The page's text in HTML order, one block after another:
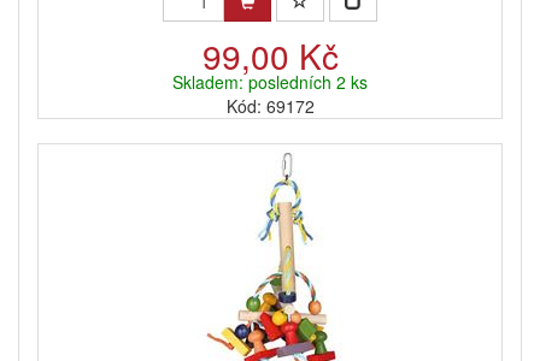
99,00 Kč
Skladem: posledních 2 ks
Kód: 69172